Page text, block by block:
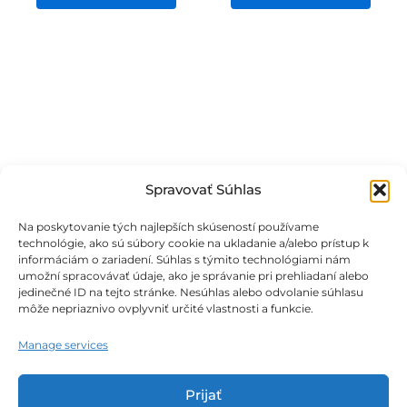
Spravovať Súhlas
Na poskytovanie tých najlepších skúseností používame
technológie, ako sú súbory cookie na ukladanie a/alebo prístup k
informáciám o zariadení. Súhlas s týmito technológiami nám
umožní spracovávať údaje, ako je správanie pri prehliadaní alebo
jedinečné ID na tejto stránke. Nesúhlas alebo odvolanie súhlasu
môže nepriaznivo ovplyvniť určité vlastnosti a funkcie.
Manage services
Prijať